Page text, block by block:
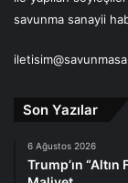
savunma sanayii
Son Yazılar
6 Ağustos 2026
Trump’ın